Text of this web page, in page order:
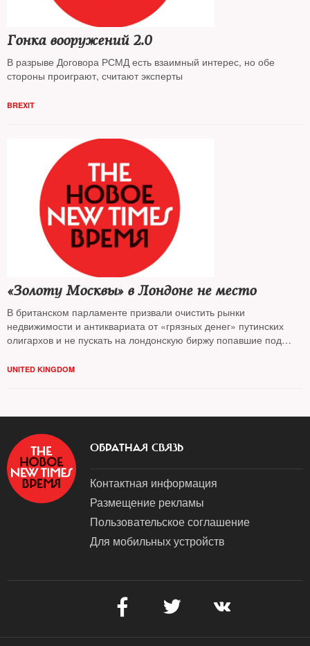
Гонка вооружений 2.0
В разрыве Договора РСМД есть взаимный интерес, но обе
стороны проиграют, считают эксперты
BREXIT
«Золоту Москвы» в Лондоне не место
В британском парламенте призвали очистить рынки
недвижимости и антиквариата от «грязных денег» путинских
олигархов и не пускать на лондонскую биржу попавшие под
UNITED KINGDOM
ОБРАТНАЯ СВЯЗЬ
Контактная информация
Размещение рекламы
Пользовательское соглашение
Для мобильных устройств